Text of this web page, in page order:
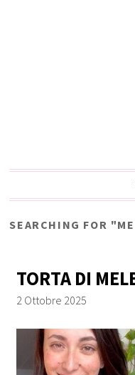
SEARCHING FOR
TORTA DI
2 Ottobre 2025